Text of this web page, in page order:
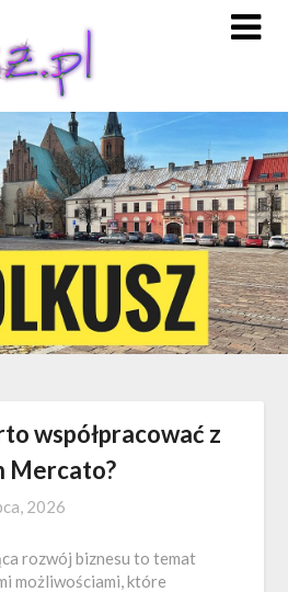
współpracować z
Mercato?
2026
rozwój biznesu to temat
możliwościami, które